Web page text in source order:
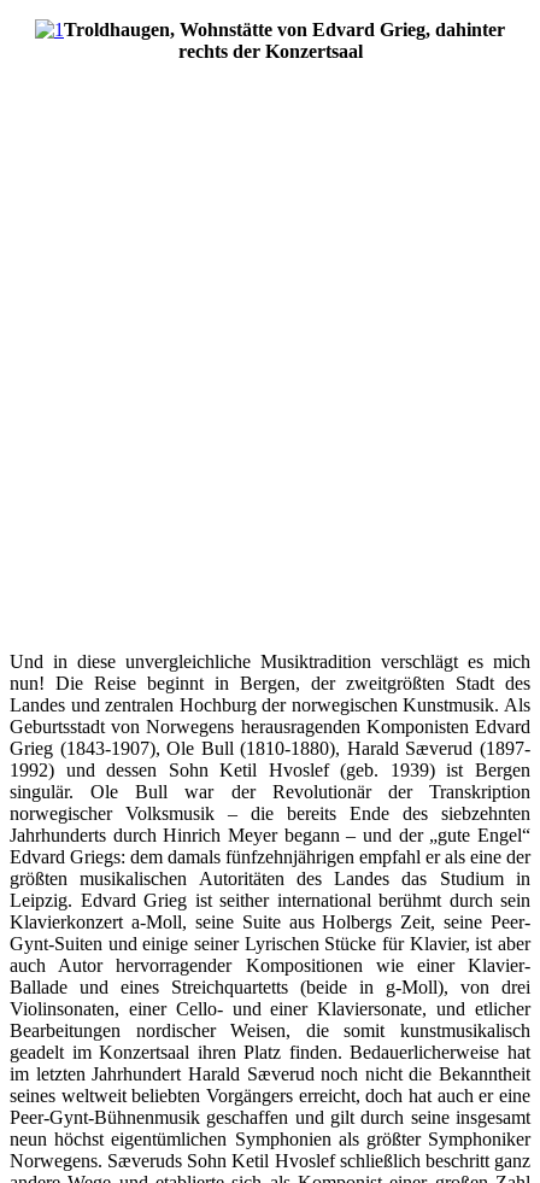
Troldhaugen, Wohnstätte von Edvard Grieg, dahinter
rechts der Konzertsaal
Und in diese unvergleichliche Musiktradition verschlägt es mich
nun! Die Reise beginnt in Bergen, der zweitgrößten Stadt des
Landes und zentralen Hochburg der norwegischen Kunstmusik. Als
Geburtsstadt von Norwegens herausragenden Komponisten Edvard
Grieg (1843-1907), Ole Bull (1810-1880), Harald Sæverud (1897-
1992) und dessen Sohn Ketil Hvoslef (geb. 1939) ist Bergen
singulär. Ole Bull war der Revolutionär der Transkription
norwegischer Volksmusik – die bereits Ende des siebzehnten
Jahrhunderts durch Hinrich Meyer begann – und der „gute Engel“
Edvard Griegs: dem damals fünfzehnjährigen empfahl er als eine der
größten musikalischen Autoritäten des Landes das Studium in
Leipzig. Edvard Grieg ist seither international berühmt durch sein
Klavierkonzert a-Moll, seine Suite aus Holbergs Zeit, seine Peer-
Gynt-Suiten und einige seiner Lyrischen Stücke für Klavier, ist aber
auch Autor hervorragender Kompositionen wie einer Klavier-
Ballade und eines Streichquartetts (beide in g-Moll), von drei
Violinsonaten, einer Cello- und einer Klaviersonate, und etlicher
Bearbeitungen nordischer Weisen, die somit kunstmusikalisch
geadelt im Konzertsaal ihren Platz finden. Bedauerlicherweise hat
im letzten Jahrhundert Harald Sæverud noch nicht die Bekanntheit
seines weltweit beliebten Vorgängers erreicht, doch hat auch er eine
Peer-Gynt-Bühnenmusik geschaffen und gilt durch seine insgesamt
neun höchst eigentümlichen Symphonien als größter Symphoniker
Norwegens. Sæveruds Sohn Ketil Hvoslef schließlich beschritt ganz